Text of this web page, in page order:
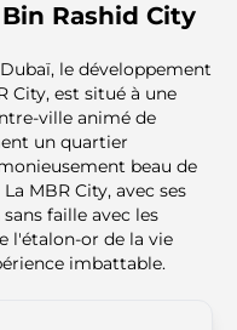
Rashid City
le développement
City, est situé à une
ville animé de
un quartier
beau de
MBR City, avec ses
faille avec les
l'étalon-or de la vie
imbattable.